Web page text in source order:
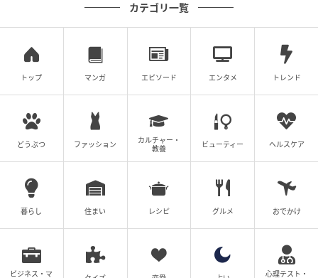
カテゴリ一覧
トップ マンガ エピソード エンタメ トレンド
どうぶつ ファッション
カルチャー・
教養
ビューティー ヘルスケア
暮らし 住まい レシピ グルメ おでかけ
ビジネス・マ
心理テスト・